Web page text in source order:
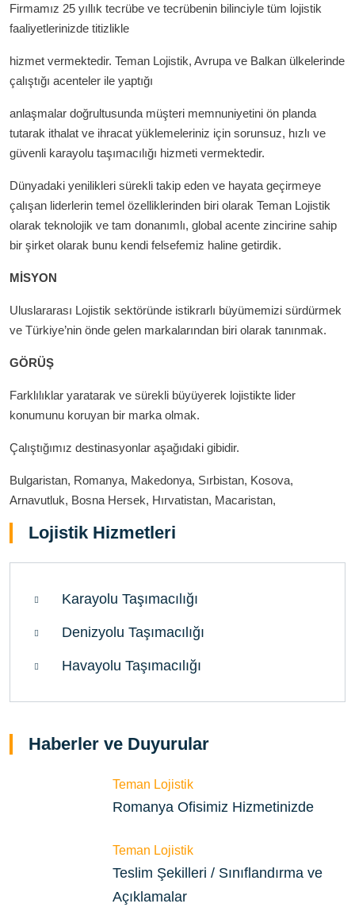
Firmamız 25 yıllık tecrübe ve tecrübenin bilinciyle tüm lojistik
faaliyetlerinizde titizlikle
hizmet vermektedir. Teman Lojistik, Avrupa ve Balkan ülkelerinde
çalıştığı acenteler ile yaptığı
anlaşmalar doğrultusunda müşteri memnuniyetini ön planda
tutarak ithalat ve ihracat yüklemeleriniz için sorunsuz, hızlı ve
güvenli karayolu taşımacılığı hizmeti vermektedir.
Dünyadaki yenilikleri sürekli takip eden ve hayata geçirmeye
çalışan liderlerin temel özelliklerinden biri olarak Teman Lojistik
olarak teknolojik ve tam donanımlı, global acente zincirine sahip
bir şirket olarak bunu kendi felsefemiz haline getirdik.
MİSYON
Uluslararası Lojistik sektöründe istikrarlı büyümemizi sürdürmek
ve Türkiye’nin önde gelen markalarından biri olarak tanınmak.
GÖRÜŞ
Farklılıklar yaratarak ve sürekli büyüyerek lojistikte lider
konumunu koruyan bir marka olmak.
Çalıştığımız destinasyonlar aşağıdaki gibidir.
Bulgaristan, Romanya, Makedonya, Sırbistan, Kosova,
Arnavutluk, Bosna Hersek, Hırvatistan, Macaristan,
Lojistik Hizmetleri
Karayolu Taşımacılığı
Denizyolu Taşımacılığı
Havayolu Taşımacılığı
Haberler ve Duyurular
Teman Lojistik
Romanya Ofisimiz Hizmetinizde
Teman Lojistik
Teslim Şekilleri / Sınıflandırma ve
Açıklamalar